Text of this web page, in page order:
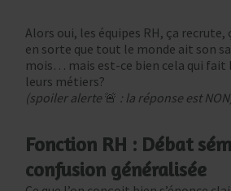
Alors oui, les équipes RH, ça
en sorte que tout le monde ait son
mois… mais est-ce bien cela qui fait
leurs métiers?
(spoiler alerte 🚨 : la réponse est
Fonction RH : Débat
confusion généralisée